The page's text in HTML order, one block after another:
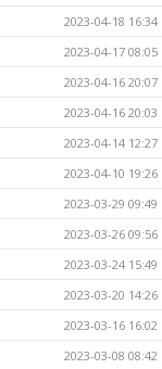
2023-04-18 16:34
2023-04-17 08:05
2023-04-16 20:07
2023-04-16 20:03
2023-04-14 12:27
2023-04-10 19:26
2023-03-29 09:49
2023-03-26 09:56
2023-03-24 15:49
2023-03-20 14:26
2023-03-16 16:02
2023-03-08 08:42